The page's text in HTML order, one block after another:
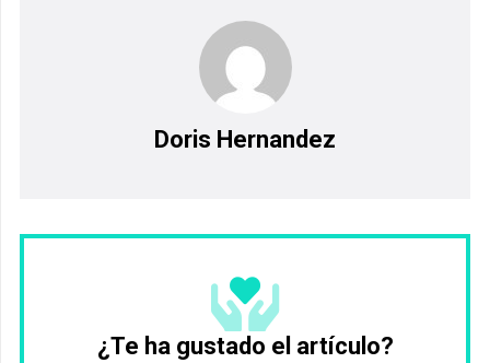
Doris Hernandez
¿Te ha gustado el artículo?